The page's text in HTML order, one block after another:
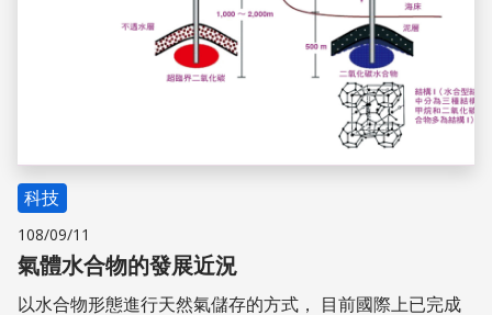
科技
108/09/11
氣體水合物的發展近況
以水合物形態進行天然氣儲存的方式， 目前國際上已完成